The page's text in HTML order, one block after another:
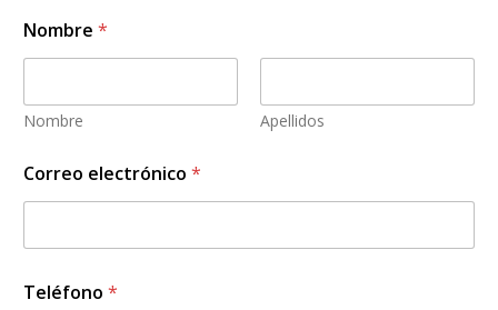
Nombre *
Nombre Apellidos
Correo electrónico *
Teléfono *